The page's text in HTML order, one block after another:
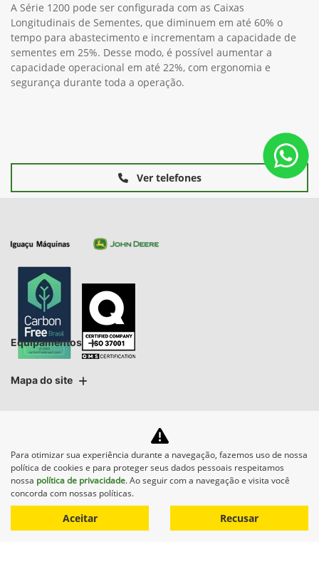
A Série 1200 pode ser configurada com as Caixas
Longitudinais de Sementes, que diminuem em até 60% o
tempo para abastecimento e incrementam a capacidade de
sementes em 25%. Desse modo, é possível aumentar a
capacidade operacional em até 22%, com ergonomia e
segurança durante toda a operação.
Ver telefones
Equipamentos
Mapa do site
CNPJ: 33.656.729/0001-70
Para otimizar sua experiência durante a navegação, fazemos uso de nossa
política de cookies e para proteger seus dados pessoais respeitamos
nossa política de privacidade. Ao seguir com a navegação e visita você
concorda com nossas políticas.
Aceitar Recusar